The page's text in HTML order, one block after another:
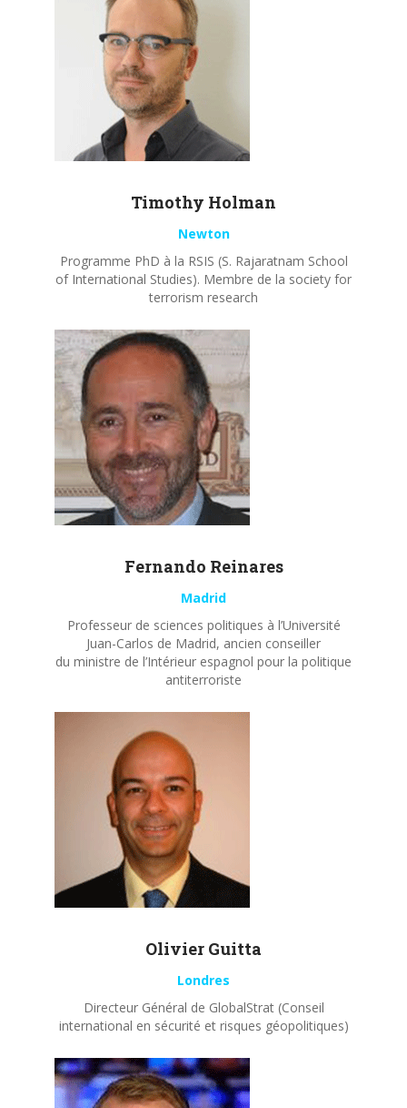
Timothy Holman
Newton
Programme PhD à la RSIS (S. Rajaratnam School
of International Studies). Membre de la society for
terrorism research
Fernando Reinares
Madrid
Professeur de sciences politiques à l’Université
Juan-Carlos de Madrid, ancien conseiller
du ministre de l’Intérieur espagnol pour la politique
antiterroriste
Olivier Guitta
Londres
Directeur Général de GlobalStrat (Conseil
international en sécurité et risques géopolitiques)